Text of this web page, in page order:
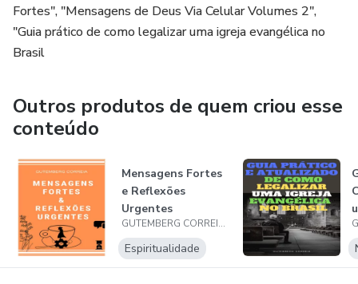
Fortes", "Mensagens de Deus Via Celular Volumes 2",
"Guia prático de como legalizar uma igreja evangélica no
Brasil
Outros produtos de quem criou esse
conteúdo
Mensagens Fortes
e Reflexões
Urgentes
GUTEMBERG CORREIA DA SILVA
Espiritualidade